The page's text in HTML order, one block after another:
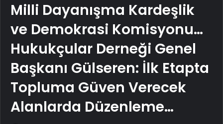
Milli Dayanışma Kardeşlik
ve Demokrasi Komisyonu…
Hukukçular Derneği Genel
Başkanı Gülseren: İlk Etapta
Topluma Güven Verecek
Alanlarda Düzenleme…